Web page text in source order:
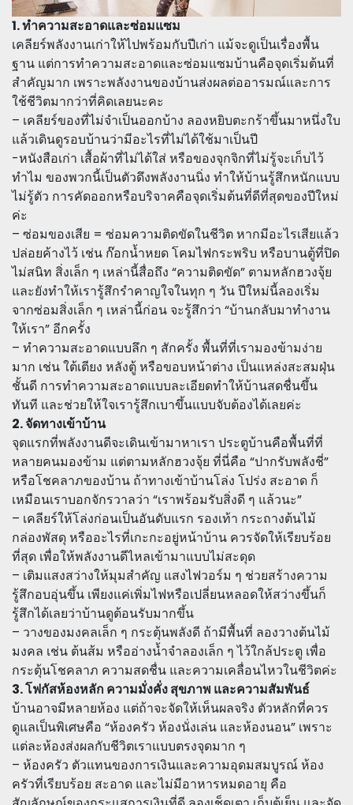
1. ทำความสะอาดและซ่อมแซม
เคลียร์พลังงานเก่าให้ไปพร้อมกับปีเก่า แม้จะดูเป็นเรื่องพื้น
ฐาน แต่การทำความสะอาดและซ่อมแซมบ้านคือจุดเริ่มต้นที่
สำคัญมาก เพราะพลังงานของบ้านส่งผลต่ออารมณ์และการ
ใช้ชีวิตมากว่าที่คิดเลยนะคะ
– เคลียร์ของที่ไม่จำเป็นออกบ้าง ลองหยิบตะกร้าขึ้นมาหนึ่งใบ
แล้วเดินดูรอบบ้านว่ามีอะไรที่ไม่ได้ใช้มาเป็นปี
-หนังสือเก่า เสื้อผ้าที่ไม่ได้ใส่ หรือของจุกจิกที่ไม่รู้จะเก็บไว้
ทำไม ของพวกนี้เป็นตัวดึงพลังงานนิ่ง ทำให้บ้านรู้สึกหนักแบบ
ไม่รู้ตัว การคัดออกหรือบริจาคคือจุดเริ่มต้นที่ดีที่สุดของปีใหม่
ค่ะ
– ซ่อมของเสีย = ซ่อมความติดขัดในชีวิต หากมีอะไรเสียแล้ว
ปล่อยค้างไว้ เช่น ก๊อกน้ำหยด โคมไฟกระพริบ หรือบานตู้ที่ปิด
ไม่สนิท สิ่งเล็ก ๆ เหล่านี้สื่อถึง “ความติดขัด” ตามหลักฮวงจุ้ย
และยังทำให้เรารู้สึกรำคาญใจในทุก ๆ วัน ปีใหม่นี้ลองเริ่ม
จากซ่อมสิ่งเล็ก ๆ เหล่านี้ก่อน จะรู้สึกว่า “บ้านกลับมาทำงาน
ให้เรา” อีกครั้ง
– ทำความสะอาดแบบลึก ๆ สักครั้ง พื้นที่ที่เรามองข้ามง่าย
มาก เช่น ใต้เตียง หลังตู้ หรือขอบหน้าต่าง เป็นแหล่งสะสมฝุ่น
ชั้นดี การทำความสะอาดแบบละเอียดทำให้บ้านสดชื่นขึ้น
ทันที และช่วยให้ใจเรารู้สึกเบาขึ้นแบบจับต้องได้เลยค่ะ
2. จัดทางเข้าบ้าน
จุดแรกที่พลังงานดีจะเดินเข้ามาหาเรา ประตูบ้านคือพื้นที่ที่
หลายคนมองข้าม แต่ตามหลักฮวงจุ้ย ที่นี่คือ “ปากรับพลังชี่”
หรือโชคลาภของบ้าน ถ้าทางเข้าบ้านโล่ง โปร่ง สะอาด ก็
เหมือนเราบอกจักรวาลว่า “เราพร้อมรับสิ่งดี ๆ แล้วนะ”
– เคลียร์ให้โล่งก่อนเป็นอันดับแรก รองเท้า กระถางต้นไม้
กล่องพัสดุ หรืออะไรที่เกะกะอยู่หน้าบ้าน ควรจัดให้เรียบร้อย
ที่สุด เพื่อให้พลังงานดีไหลเข้ามาแบบไม่สะดุด
– เติมแสงสว่างให้มุมสำคัญ แสงไฟวอร์ม ๆ ช่วยสร้างความ
รู้สึกอบอุ่นขึ้น เพียงแค่เพิ่มไฟหรือเปลี่ยนหลอดให้สว่างขึ้นก็
รู้สึกได้เลยว่าบ้านดูต้อนรับมากขึ้น
– วางของมงคลเล็ก ๆ กระตุ้นพลังดี ถ้ามีพื้นที่ ลองวางต้นไม้
มงคล เช่น ต้นส้ม หรืออ่างน้ำจำลองเล็ก ๆ ไว้ใกล้ประตู เพื่อ
กระตุ้นโชคลาภ ความสดชื่น และความเคลื่อนไหวในชีวิตค่ะ
3. โฟกัสห้องหลัก ความมั่งคั่ง สุขภาพ และความสัมพันธ์
บ้านอาจมีหลายห้อง แต่ถ้าจะจัดให้เห็นผลจริง ตัวหลักที่ควร
ดูแลเป็นพิเศษคือ “ห้องครัว ห้องนั่งเล่น และห้องนอน” เพราะ
แต่ละห้องส่งผลกับชีวิตเราแบบตรงจุดมาก ๆ
– ห้องครัว ตัวแทนของการเงินและความอุดมสมบูรณ์ ห้อง
ครัวที่เรียบร้อย สะอาด และไม่มีอาหารหมดอายุ คือ